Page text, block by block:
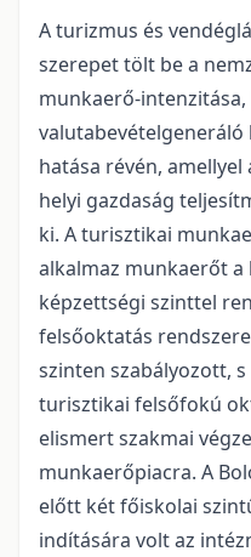
A turizmus és
szerepet tölt be a
munkaerő-
hatása révén,
helyi gazdaság
ki. A turisztikai
alkalmaz munkaerőt
képzettségi szinttel
felsőoktatás
szinten szabályozott,
turisztikai felsőfokú
elismert szakmai
munkaerőpiacra. A
előtt két főiskolai
indítására volt az